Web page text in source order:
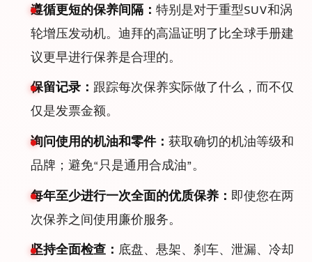
遵循更短的保养间隔： 特别是对于重型SUV和涡
轮增压发动机。迪拜的高温证明了比全球手册建
议更早进行保养是合理的。
保留记录： 跟踪每次保养实际做了什么，而不仅
仅是发票金额。
询问使用的机油和零件： 获取确切的机油等级和
品牌；避免“只是通用合成油”。
每年至少进行一次全面的优质保养： 即使您在两
次保养之间使用廉价服务。
坚持全面检查： 底盘、悬架、刹车、泄漏、冷却